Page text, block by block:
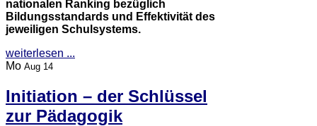
nationalen Ranking bezüglich
Bildungsstandards und Effektivität des
jeweiligen Schulsystems.
weiterlesen ...
Mo Aug 14
Initiation – der Schlüssel
zur Pädagogik